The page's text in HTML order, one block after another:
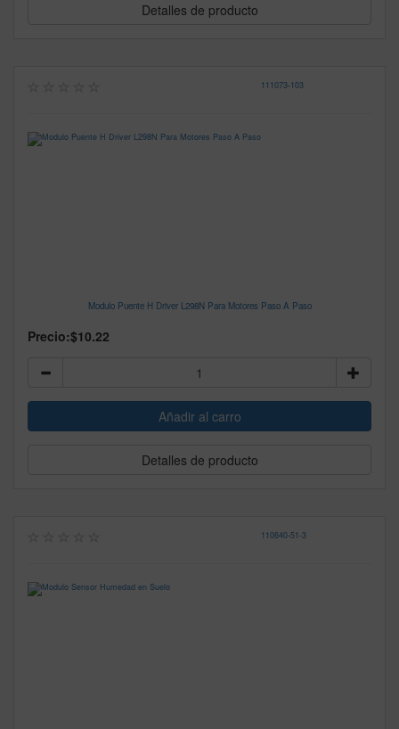
Detalles de producto
111073-103
Modulo Puente H Driver L298N Para Motores Paso A Paso
Precio:$10.22
Detalles de producto
110640-51-3